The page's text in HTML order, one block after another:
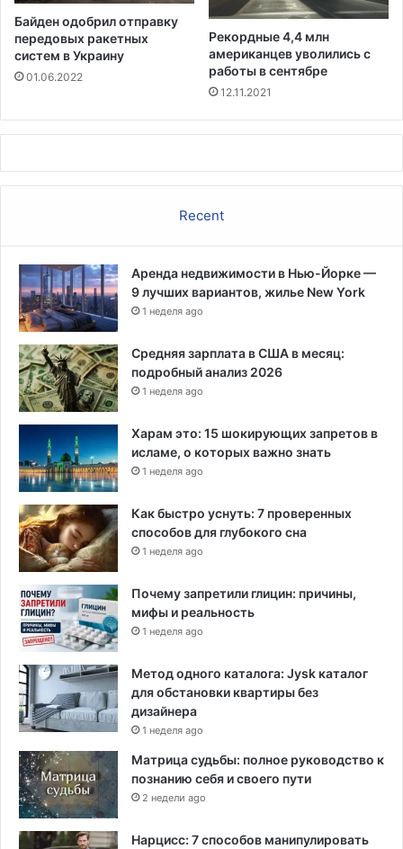
к
а
ч
е
с
в
с
а
ц
и
и
з
а
C
O
D
1
9
Байден одобрил отправку
передовых ракетных
систем в Украину
01.06.2022
Рекордные 4,4 млн
американцев уволились с
работы в сентябре
12.11.2021
Recent
Аренда недвижимости в Нью-Йорке —
9 лучших вариантов, жилье New York
1 неделя ago
Средняя зарплата в США в месяц:
подробный анализ 2026
1 неделя ago
Харам это: 15 шокирующих запретов в
исламе, о которых важно знать
1 неделя ago
Как быстро уснуть: 7 проверенных
способов для глубокого сна
1 неделя ago
Почему запретили глицин: причины,
мифы и реальность
1 неделя ago
Метод одного каталога: Jysk каталог
для обстановки квартиры без
дизайнера
1 неделя ago
Матрица судьбы: полное руководство к
познанию себя и своего пути
2 недели ago
Нарцисс: 7 способов манипулировать